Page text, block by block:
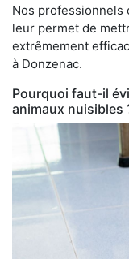
Nos professionnels
leur permet de
extrêmement
à Donzenac.
Pourquoi faut-il
animaux nuisibles